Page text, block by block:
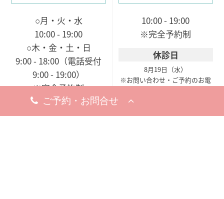
○月・火・水
10:00 - 19:00
○木・金・土・日
9:00 - 18:00（電話受付
9:00 - 19:00）
※完全予約制
休診日
10:00 - 19:00
※完全予約制
休診日
8月19日（水）
※お問い合わせ・ご予約のお電